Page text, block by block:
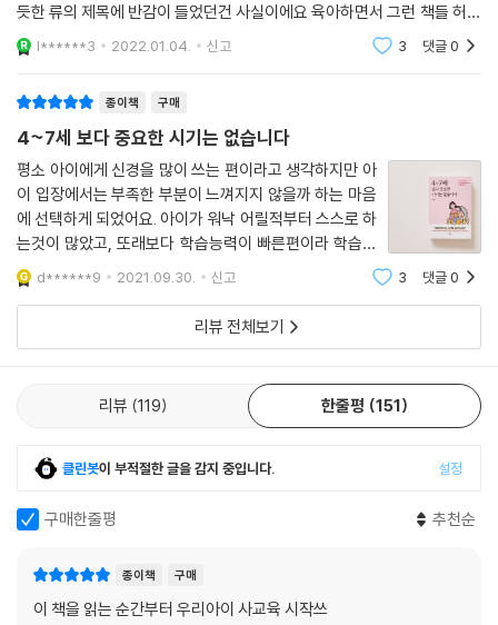
“4~7세 아이의 지식, 주의력, 자기 조절력을 키우고 싶다면?”
“4~7세 아이와 즐겁게 놀면서 국어, 수학, 영어 공부를 하고 싶다면?”
방법 수록
이 책은 4~7세 아이를 둔 부모라면 누구나 꼭 읽어야 할 책이다. 특히 4~
7세 아이에게 어떻게 공부를 시켜야 할지 궁금한 부모, 아이와 좋은 관계
를 유지하면서 공부의 첫 단추를 잘 꿰고 싶은 부모에게 강력 추천한다. 4
~7세는 아이의 정서와 인지 발달을 키우는 결정적 시기이자 공부에 대한
첫 감정, 즉 공부 정서가 형성되는 시기로 이때 부모가 무엇을 알고 육아에
적용하느냐에 따라 가깝게는 아이의 학교생활이, 더 나아가서는 아이의 미
래가 달라질 수 있기 때문이다. 책 속에는 저자가 4~7세 아이의 정서와 인
지의 균형 발달에 꼭 필요하다고 강조한 3가지 마법의 열쇠인 지식, 주의
최대한의 효과를 거둘 수 있는 국어, 수학, 영어 공부법, 그리고 코로나19
이후의 사정까지 고려한 신체 놀이 방법까지 알차게 담겨 있다.
[마법의 열쇠 I. 지식]
· 통합적 지식을 키우는 놀이법 10가지
· 통합적 지식을 키우는 독서법 10가지
[마법의 열쇠 II. 주의력]
· 아이의 주의력을 키우는 부모의 심리 대화법 4가지
듯한 류의 제목에 반감이 들었던건 사실이에요 육아하면서 그런 책들 허다
하게 봤쟎아요 배속의 10개월이 얼마나 중요한지... 뇌는 태어나서 1년 내
좌우된
l******3 2022.01.04. 신고 3 댓글0
종이책 구매
4~7세 보다 중요한 시기는 없습니다
평소 아이에게 신경을 많이 쓰는 편이라고 생각하지만 아
이 입장에서는 부족한 부분이 느껴지지 않을까 하는 마음
에 선택하게 되었어요. 아이가 워낙 어릴적부터 스스로 하
는것이 많았고, 또래보다 학습능력이 빠른편이라 학습적
인 부분에는 걱정이 없었지만 한 살씩 자람에 따라 아이
스스로 감정을 조절하는 능력과 해소하는 능력을 필요로
했는데 이 도서 덕분에 많은 도움이
d******9 2021.09.30. 신고 3 댓글0
리뷰 전체보기
리뷰 119 한줄평 151
클린봇이 부적절한 글을 감지 중입니다. 설정
구매한줄평 추천순
종이책 구매
이 책을 읽는 순간부터 우리아이 사교육 시작쓰